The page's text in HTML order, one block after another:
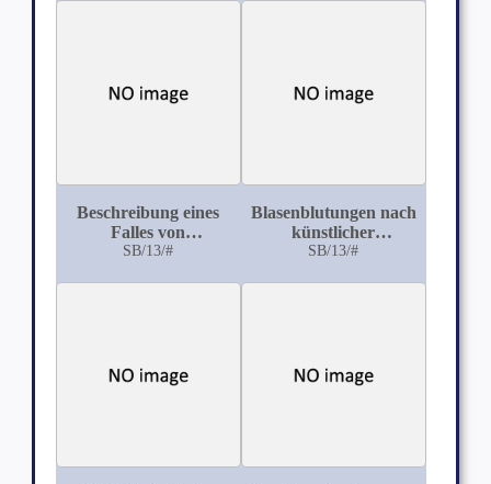
Beschreibung eines
Falles von
Sclerodermia
SB/13/#
Blasenblutungen nach
künstlicher
Entleerung einer
SB/13/#